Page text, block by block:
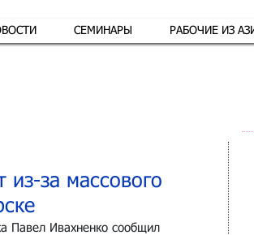
СЕМИНАРЫ РАБОЧИЕ ИЗ
из-за массового
Павел Ивахненко сообщил